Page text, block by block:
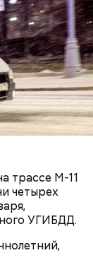
трассе М-11
четырех
УГИБДД.
тысячу
попыталась
в Москве
Кабардино-
в секс-
о
файлах по
1,5